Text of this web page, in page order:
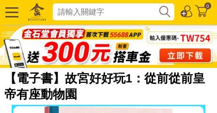
0
【電子書】故宮好好玩1：從前從前皇
帝有座動物園